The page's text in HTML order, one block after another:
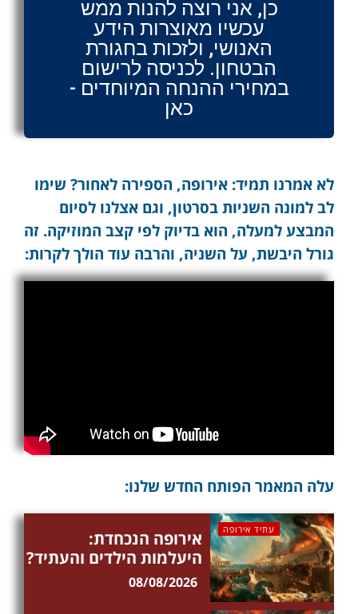
כן, אני רוצה להנות ממש
עכשיו מאוצרות הידע
האנושי, ולזכות בחגורת
הבטחון. לכניסה לרישום
במחירי ההנחה המיוחדים -
כאן
לא אמרנו תמיד: אירופה, הספירה לאחור? שימו
לב למונה השניות בסרטון, וגם אצלנו לסיום
המבצע למעלה, הוא בדיוק לפי קצב המוזיקה. זה
גורל היבשת, על השניה, והרבה עוד הולך לקרות:
עלה המאמר הפותח החדש שלנו:
עתיד אירופה
אירופה הנכחדת:
היעלמות הילדים והעתיד?
08/08/2026